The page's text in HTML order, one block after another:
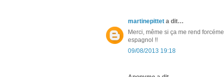
martinepittet a dit…
Merci, même si ça me rend
espagnol !!
09/08/2013 19:18